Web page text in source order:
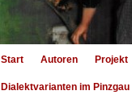
Start Autoren Projekt
Dialektvarianten im Pinzgau